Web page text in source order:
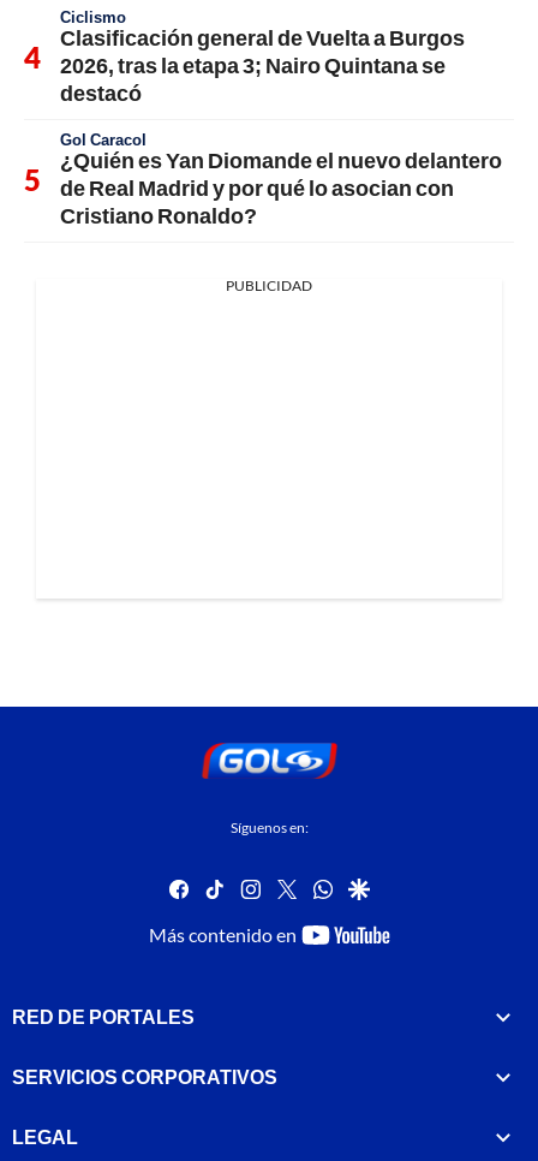
Ciclismo
Clasificación general de Vuelta a Burgos
2026, tras la etapa 3; Nairo Quintana se
destacó
Gol Caracol
¿Quién es Yan Diomande el nuevo delantero
de Real Madrid y por qué lo asocian con
Cristiano Ronaldo?
PUBLICIDAD
Síguenos en:
facebook
tiktok instagram
twitterwhatsapp
google
Más contenido en
youtube-
RED DE PORTALES
SERVICIOS CORPORATIVOS
LEGAL